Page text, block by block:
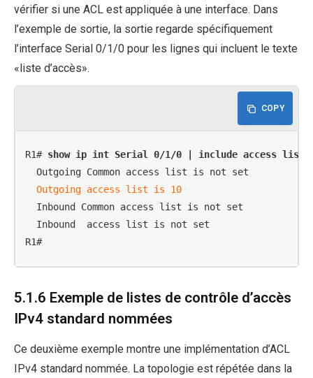
vérifier si une ACL est appliquée à une interface. Dans
l’exemple de sortie, la sortie regarde spécifiquement
l’interface Serial 0/1/0 pour les lignes qui incluent le texte
«liste d’accès».
COPY
R1# show ip int Serial 0/1/0 | include access list
  Outgoing Common access list is not set
Outgoing access list is 10
  Inbound Common access list is not set
  Inbound  access list is not set
R1#
5.1.6 Exemple de listes de contrôle d’accès
IPv4 standard nommées
Ce deuxième exemple montre une implémentation d’ACL
IPv4 standard nommée. La topologie est répétée dans la